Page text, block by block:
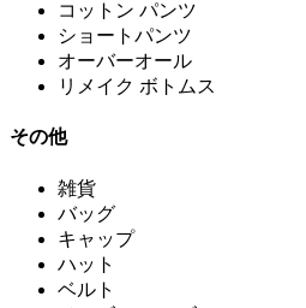
コットン パンツ
ショートパンツ
オーバーオール
リメイク ボトムス
その他
雑貨
バッグ
キャップ
ハット
ベルト